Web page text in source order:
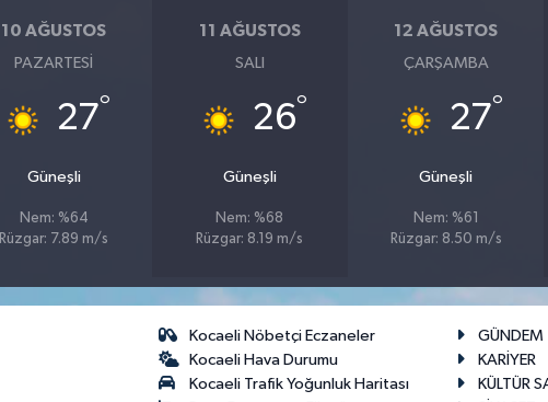
10 AĞUSTOS
PAZARTESI
27°
Güneşli
Nem: %64
Rüzgar: 7.89 m/s
11 AĞUSTOS
SALI
26°
Güneşli
Nem: %68
Rüzgar: 8.19 m/s
12 AĞUSTOS
ÇARŞAMBA
27°
Güneşli
Nem: %61
Rüzgar: 8.50 m/s
Kocaeli Nöbetçi Eczaneler
Kocaeli Hava Durumu
Kocaeli Trafik Yoğunluk Haritası
GÜNDEM
KARİYER
KÜLTÜR